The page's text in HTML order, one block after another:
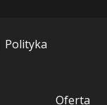
Polityka
Oferta